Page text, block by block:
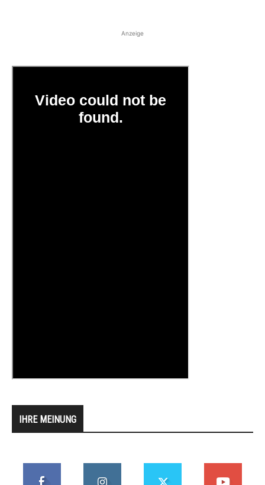
Anzeige
IHRE MEINUNG